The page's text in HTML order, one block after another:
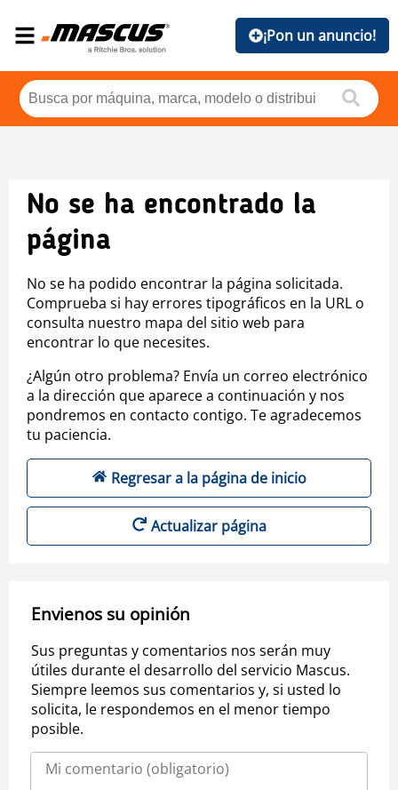
¡Pon un anuncio!
No se ha encontrado la
página
No se ha podido encontrar la página solicitada.
Comprueba si hay errores tipográficos en la URL o
consulta nuestro mapa del sitio web para
encontrar lo que necesites.
¿Algún otro problema? Envía un correo electrónico
a la dirección que aparece a continuación y nos
pondremos en contacto contigo. Te agradecemos
tu paciencia.
Regresar a la página de inicio
Actualizar página
Envienos su opinión
Sus preguntas y comentarios nos serán muy
útiles durante el desarrollo del servicio Mascus.
Siempre leemos sus comentarios y, si usted lo
solicita, le respondemos en el menor tiempo
posible.